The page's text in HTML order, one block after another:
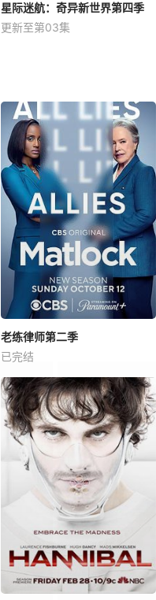
星际迷航：奇异新世界第四季
更新至第03集
老练律师第二季
已完结